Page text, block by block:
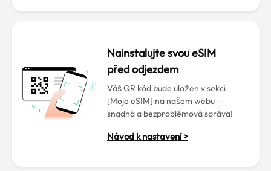
Nainstalujte svou eSIM
před odjezdem
Váš QR kód bude uložen v sekci
[Moje eSIM] na našem webu –
snadná a bezproblémová správa!
Návod k nastavení >